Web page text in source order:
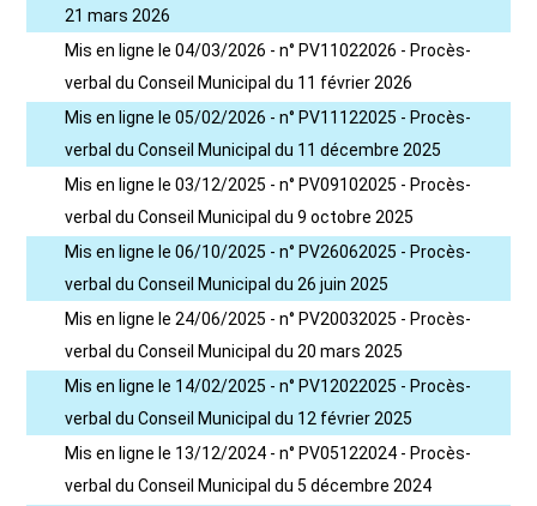
21 mars 2026
Mis en ligne le 04/03/2026 - n° PV11022026 - Procès-
verbal du Conseil Municipal du 11 février 2026
Mis en ligne le 05/02/2026 - n° PV11122025 - Procès-
verbal du Conseil Municipal du 11 décembre 2025
Mis en ligne le 03/12/2025 - n° PV09102025 - Procès-
verbal du Conseil Municipal du 9 octobre 2025
Mis en ligne le 06/10/2025 - n° PV26062025 - Procès-
verbal du Conseil Municipal du 26 juin 2025
Mis en ligne le 24/06/2025 - n° PV20032025 - Procès-
verbal du Conseil Municipal du 20 mars 2025
Mis en ligne le 14/02/2025 - n° PV12022025 - Procès-
verbal du Conseil Municipal du 12 février 2025
Mis en ligne le 13/12/2024 - n° PV05122024 - Procès-
verbal du Conseil Municipal du 5 décembre 2024